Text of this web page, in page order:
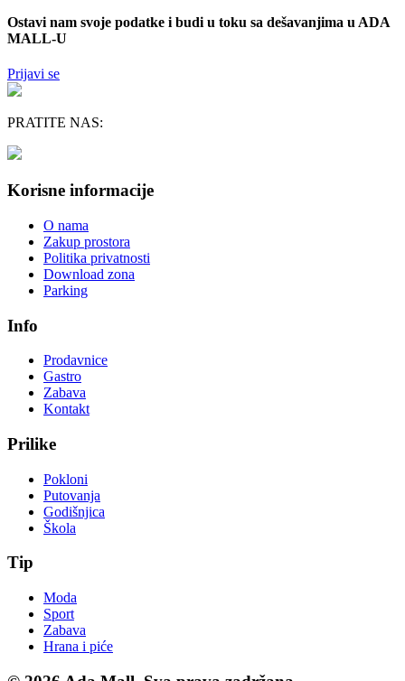
Ostavi nam svoje podatke i budi u toku sa dešavanjima u ADA
MALL-U
Prijavi se
PRATITE NAS:
Korisne informacije
O nama
Zakup prostora
Politika privatnosti
Download zona
Parking
Info
Prodavnice
Gastro
Zabava
Kontakt
Prilike
Pokloni
Putovanja
Godišnjica
Škola
Tip
Moda
Sport
Zabava
Hrana i piće